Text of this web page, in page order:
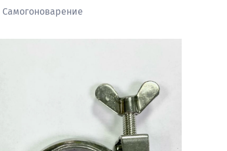
Самогоноварение